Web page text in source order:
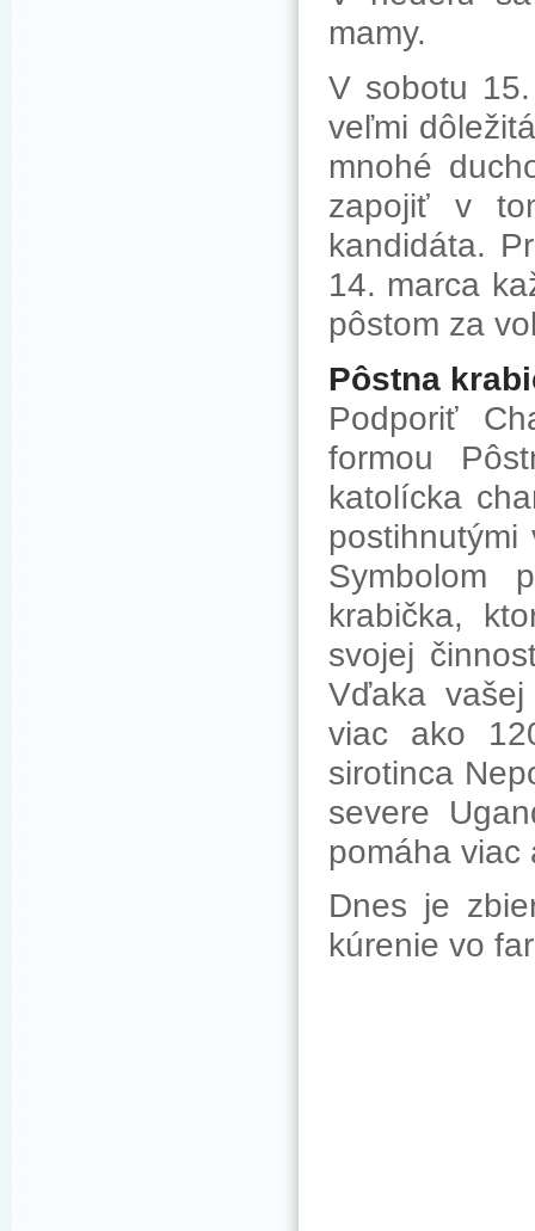
mamy.
V sobotu
veľmi
mnohé
zapojiť v
kandidáta.
14. marca
pôstom za
Pôstna
Podporiť
formou
katolícka
Symbolom
krabička,
svojej
Vďaka
viac ako
sirotinca
severe
pomáha viac
Dnes je
kúrenie vo